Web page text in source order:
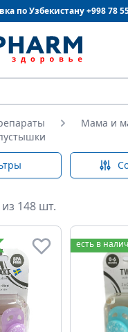
по Узбекистану +99878
Мама и
148 шт.
есть в